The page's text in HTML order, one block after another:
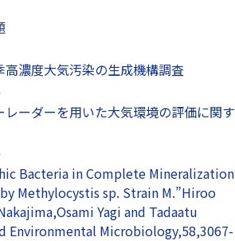
濃度大気汚染の生成機構調査
ーダーを用いた大気環境の評価に関す
Bacteria in Complete Mineralization
Methylocystis sp. Strain M.”Hiroo
Yagi and Tadaatu
Environmental Microbiology,58,3067-